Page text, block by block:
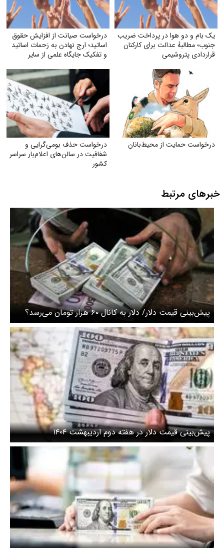
یک بام و دو هوا در پرداخت ضریب
جنوب؛ مطالبهٔ عدالت برای کارکنان
قراردادی پتروشیمی
درخواست صیانت از افزایش حقوق
اساتید؛ ارج نهادن به زحمات اساتید
و تفکیک جایگاه علمی از سایر
درخواست حمایت از محیط‌بانان
درخواست حذف بومی‌گرایی و
شفافیت در سالن‌های اعلام‌بار سراسر
کشور
خبرهای مرتبط
پیش‌بینی قیمت دلار/ دلار به کانال ۶۰ هزار تومان می‌رسد؟
پیش‌بینی قیمت دلار در هفته دوم اردیبهشت ۱۴۰۴